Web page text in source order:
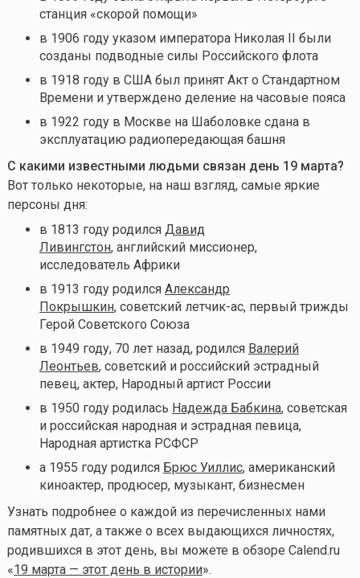
станция «скорой помощи»
в 1906 году указом императора Николая II были
созданы подводные силы Российского флота
в 1918 году в США был принят Акт о Стандартном
Времени и утверждено деление на часовые пояса
в 1922 году в Москве на Шаболовке сдана в
эксплуатацию радиопередающая башня
С какими известными людьми связан день 19 марта?
Вот только некоторые, на наш взгляд, самые яркие
персоны дня:
в 1813 году родился Давид
Ливингстон, английский миссионер,
исследователь Африки
в 1913 году родился Александр
Покрышкин, советский летчик-ас, первый трижды
Герой Советского Союза
в 1949 году, 70 лет назад, родился Валерий
Леонтьев, советский и российский эстрадный
певец, актер, Народный артист России
в 1950 году родилась Надежда Бабкина, советская
и российская народная и эстрадная певица,
Народная артистка РСФСР
а 1955 году родился Брюс Уиллис, американский
киноактер, продюсер, музыкант, бизнесмен
Узнать подробнее о каждой из перечисленных нами
памятных дат, а также о всех выдающихся личностях,
родившихся в этот день, вы можете в обзоре Calend.ru
«19 марта — этот день в истории».